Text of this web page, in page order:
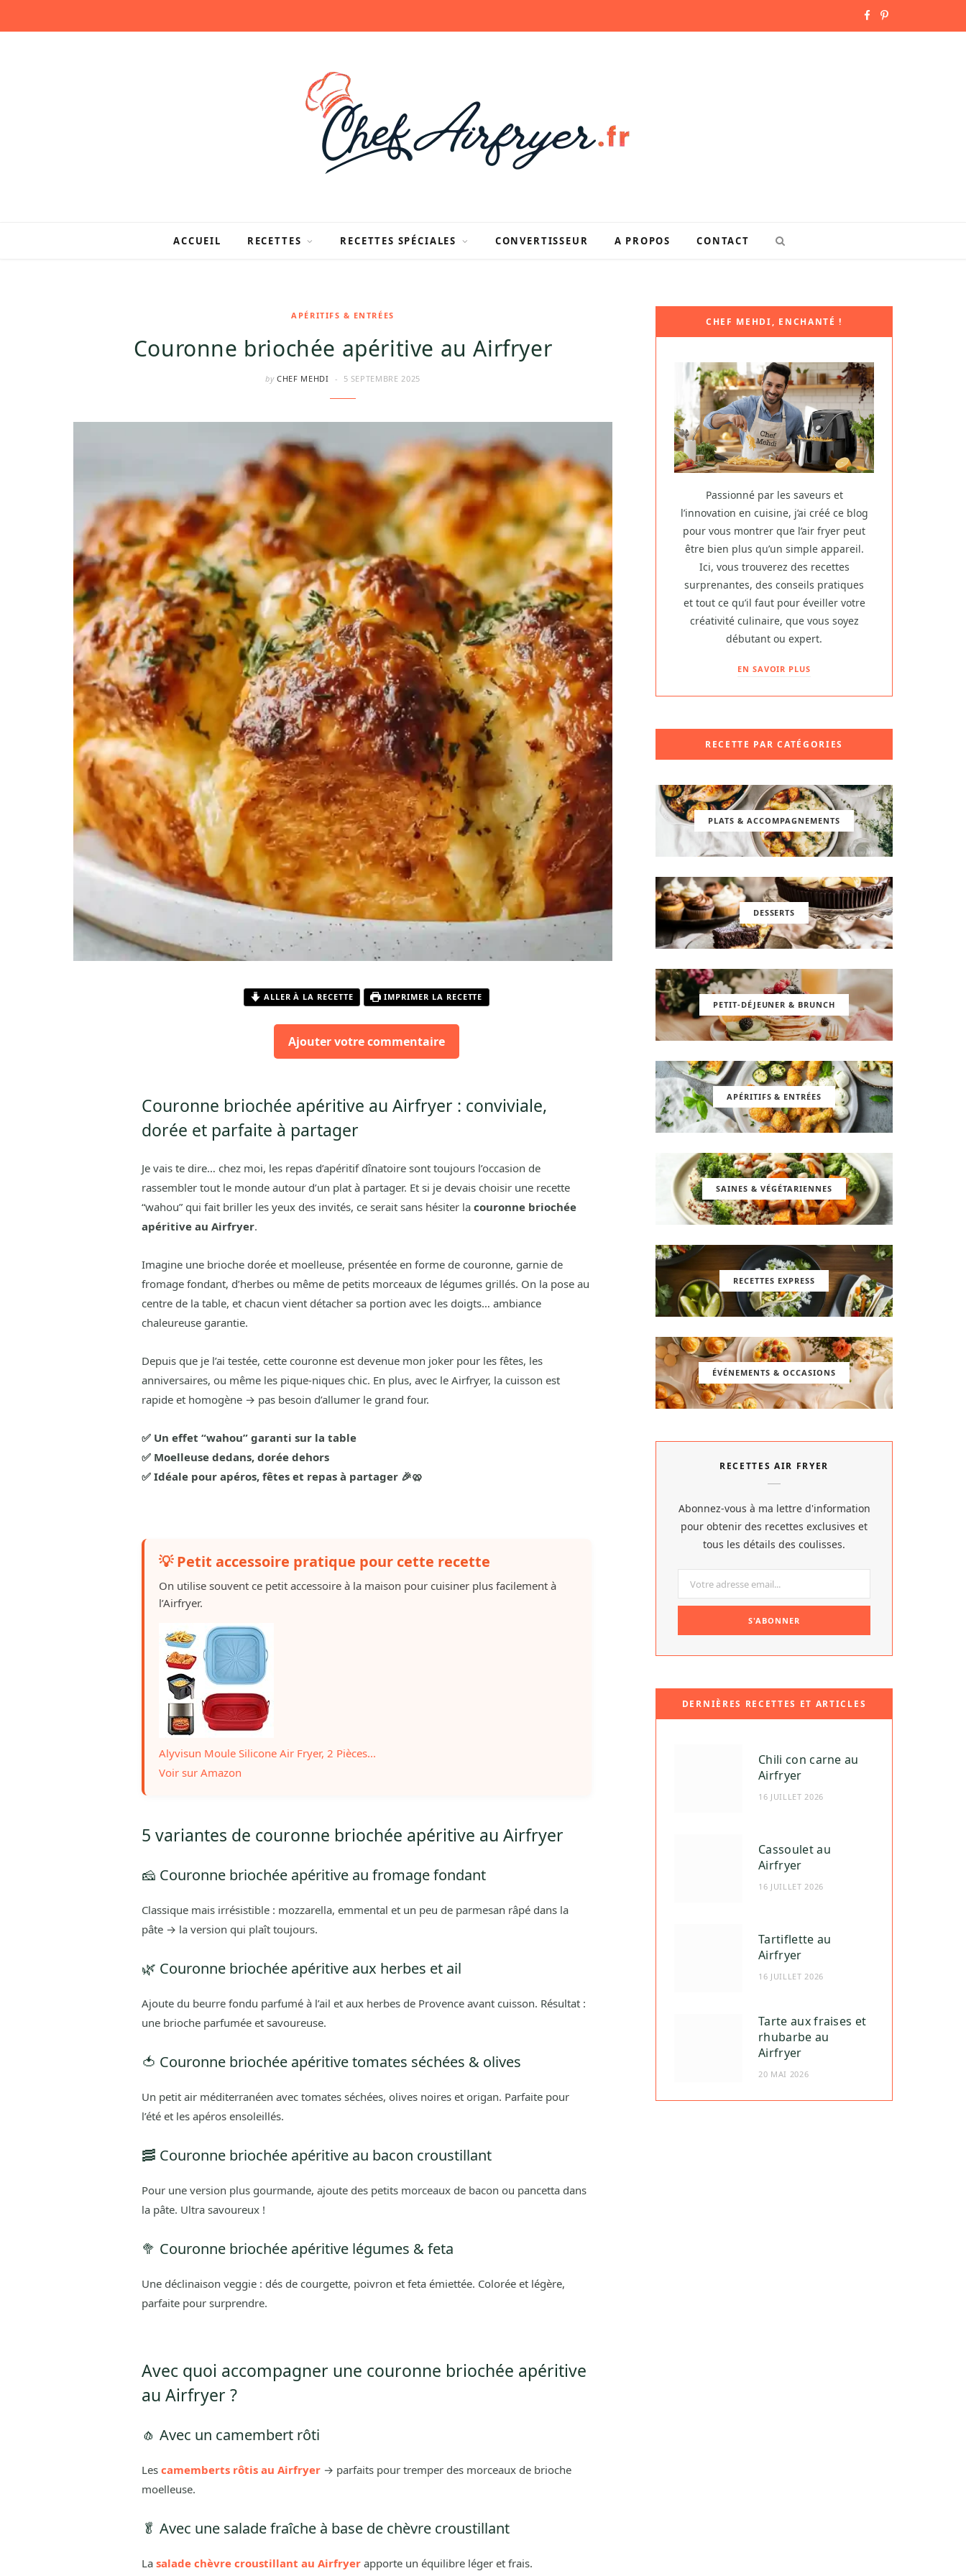
P
ACCUEIL RECETTES RECETTES SPÉCIALES CONVERTISSEUR A PROPOS CONTACT
APÉRITIFS & ENTRÉES
Couronne briochée apéritive au Airfryer
by CHEF MEHDI 5 SEPTEMBRE 2025
ALLER À LA RECETTE IMPRIMER LA RECETTE
Ajouter votre commentaire
Couronne briochée apéritive au Airfryer : conviviale,
dorée et parfaite à partager
Je vais te dire… chez moi, les repas d’apéritif dînatoire sont toujours l’occasion de
rassembler tout le monde autour d’un plat à partager. Et si je devais choisir une recette
“wahou” qui fait briller les yeux des invités, ce serait sans hésiter la couronne briochée
apéritive au Airfryer.
Imagine une brioche dorée et moelleuse, présentée en forme de couronne, garnie de
fromage fondant, d’herbes ou même de petits morceaux de légumes grillés. On la pose au
centre de la table, et chacun vient détacher sa portion avec les doigts… ambiance
chaleureuse garantie.
Depuis que je l’ai testée, cette couronne est devenue mon joker pour les fêtes, les
anniversaires, ou même les pique-niques chic. En plus, avec le Airfryer, la cuisson est
rapide et homogène → pas besoin d’allumer le grand four.
✅ Un effet “wahou” garanti sur la table
✅ Moelleuse dedans, dorée dehors
✅ Idéale pour apéros, fêtes et repas à partager 🎉🥨
💡 Petit accessoire pratique pour cette recette
On utilise souvent ce petit accessoire à la maison pour cuisiner plus facilement à
l’Airfryer.
Alyvisun Moule Silicone Air Fryer, 2 Pièces...
Voir sur Amazon
5 variantes de couronne briochée apéritive au Airfryer
🧀 Couronne briochée apéritive au fromage fondant
Classique mais irrésistible : mozzarella, emmental et un peu de parmesan râpé dans la
pâte → la version qui plaît toujours.
🌿 Couronne briochée apéritive aux herbes et ail
Ajoute du beurre fondu parfumé à l’ail et aux herbes de Provence avant cuisson. Résultat :
une brioche parfumée et savoureuse.
🍅 Couronne briochée apéritive tomates séchées & olives
Un petit air méditerranéen avec tomates séchées, olives noires et origan. Parfaite pour
l’été et les apéros ensoleillés.
🥓 Couronne briochée apéritive au bacon croustillant
Pour une version plus gourmande, ajoute des petits morceaux de bacon ou pancetta dans
la pâte. Ultra savoureux !
🥦 Couronne briochée apéritive légumes & feta
Une déclinaison veggie : dés de courgette, poivron et feta émiettée. Colorée et légère,
parfaite pour surprendre.
Avec quoi accompagner une couronne briochée apéritive
au Airfryer ?
🧄 Avec un camembert rôti
Les camemberts rôtis au Airfryer→ parfaits pour tremper des morceaux de brioche
moelleuse.
🥬 Avec une salade fraîche à base de chèvre croustillant
La salade chèvre croustillant au Airfryerapporte un équilibre léger et frais.
CHEF MEHDI, ENCHANTÉ !
Passionné par les saveurs et
l’innovation en cuisine, j’ai créé ce blog
pour vous montrer que l’air fryer peut
être bien plus qu’un simple appareil.
Ici, vous trouverez des recettes
surprenantes, des conseils pratiques
et tout ce qu’il faut pour éveiller votre
créativité culinaire, que vous soyez
débutant ou expert.
EN SAVOIR PLUS
RECETTE PAR CATÉGORIES
PLATS & ACCOMPAGNEMENTS
DESSERTS
PETIT-DÉJEUNER & BRUNCH
APÉRITIFS & ENTRÉES
SAINES & VÉGÉTARIENNES
RECETTES EXPRESS
ÉVÉNEMENTS & OCCASIONS
RECETTES AIR FRYER
Abonnez-vous à ma lettre d'information
pour obtenir des recettes exclusives et
tous les détails des coulisses.
DERNIÈRES RECETTES ET ARTICLES
Chili con carne au
Airfryer
16 JUILLET 2026
Cassoulet au
Airfryer
16 JUILLET 2026
Tartiflette au
Airfryer
16 JUILLET 2026
Tarte aux fraises et
rhubarbe au
Airfryer
20 MAI 2026